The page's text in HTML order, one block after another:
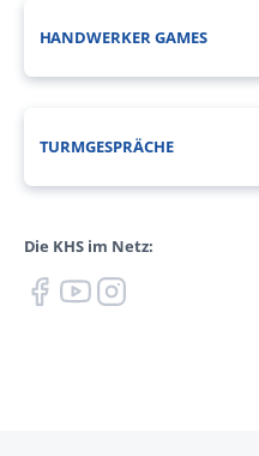
HANDWERKER GAMES
TURMGESPRÄCHE
Die KHS im Netz: